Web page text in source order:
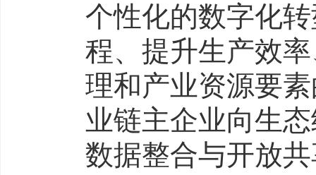
个性化的数字化
程、提升生产效
理和产业资源要
业链主企业向生
数据整合与开放